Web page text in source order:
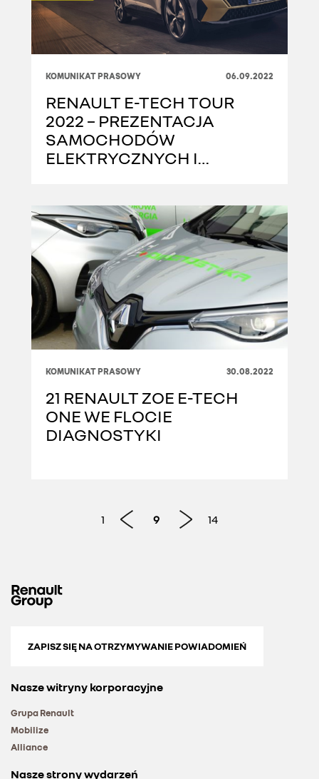
KOMUNIKAT PRASOWY 06.09.2022
RENAULT E-TECH TOUR
2022 – PREZENTACJA
SAMOCHODÓW
ELEKTRYCZNYCH I
KOMUNIKAT PRASOWY 30.08.2022
21 RENAULT ZOE E-TECH
ONE WE FLOCIE
DIAGNOSTYKI
1 9 14
ZAPISZ SIĘ NA OTRZYMYWANIE POWIADOMIEŃ
Nasze witryny korporacyjne
Grupa Renault
Mobilize
Alliance
Nasze strony wydarzeń